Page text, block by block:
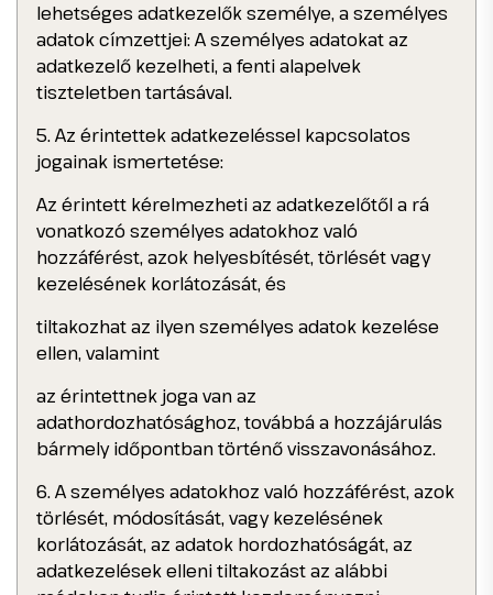
lehetséges adatkezelők személye, a személyes
adatok címzettjei: A személyes adatokat az
adatkezelő kezelheti, a fenti alapelvek
tiszteletben tartásával.
5. Az érintettek adatkezeléssel kapcsolatos
jogainak ismertetése:
Az érintett kérelmezheti az adatkezelőtől a rá
vonatkozó személyes adatokhoz való
hozzáférést, azok helyesbítését, törlését vagy
kezelésének korlátozását, és
tiltakozhat az ilyen személyes adatok kezelése
ellen, valamint
az érintettnek joga van az
adathordozhatósághoz, továbbá a hozzájárulás
bármely időpontban történő visszavonásához.
6. A személyes adatokhoz való hozzáférést, azok
törlését, módosítását, vagy kezelésének
korlátozását, az adatok hordozhatóságát, az
adatkezelések elleni tiltakozást az alábbi